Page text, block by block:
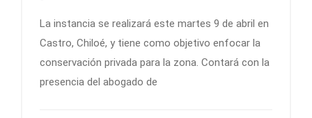
La instancia se realizará este martes 9 de abril en
Castro, Chiloé, y tiene como objetivo enfocar la
conservación privada para la zona. Contará con la
presencia del abogado de